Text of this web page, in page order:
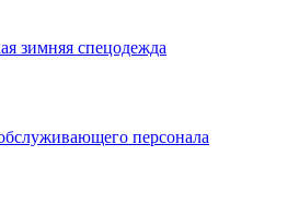
зимняя спецодежда
персонала